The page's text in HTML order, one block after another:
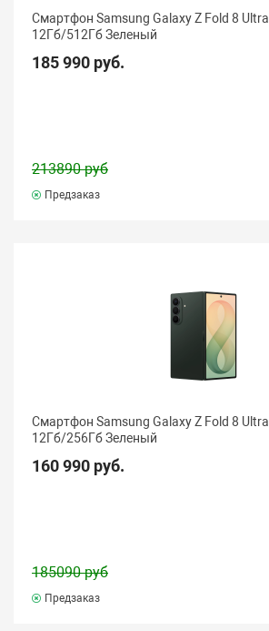
Смартфон Samsung Galaxy Z Fold 8 Ultra
12Гб/512Гб Зеленый
185 990 руб.
213890 руб
Предзаказ
Смартфон Samsung Galaxy Z Fold 8 Ultra
12Гб/256Гб Зеленый
160 990 руб.
185090 руб
Предзаказ